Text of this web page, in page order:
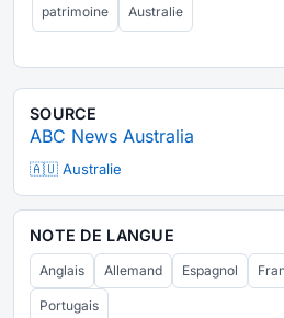
patrimoine Australie
SOURCE
ABC News Australia
🇦🇺 Australie
NOTE DE LANGUE
Anglais Allemand Espagnol
Portugais